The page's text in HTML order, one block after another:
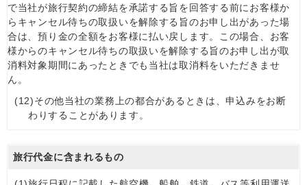
で当社が旅行契約の締結を承諾する旨を回答する前にお客様か
らキャンセル待ちの取扱いを解除する旨のお申し出があった場
合は、預り金の全額をお客様に払い戻します。この場合、お客
様からのキャンセル待ちの取扱いを解除する旨のお申し出が取
消料対象期間にあったときでも当社は取消料をいただきませ
ん。
(12)その他当社の業務上の都合があるときは、申込みをお断
わりすることがあります。
旅行代金に含まれるもの